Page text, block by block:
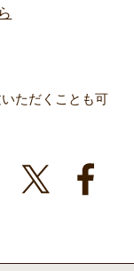
ただくことも可